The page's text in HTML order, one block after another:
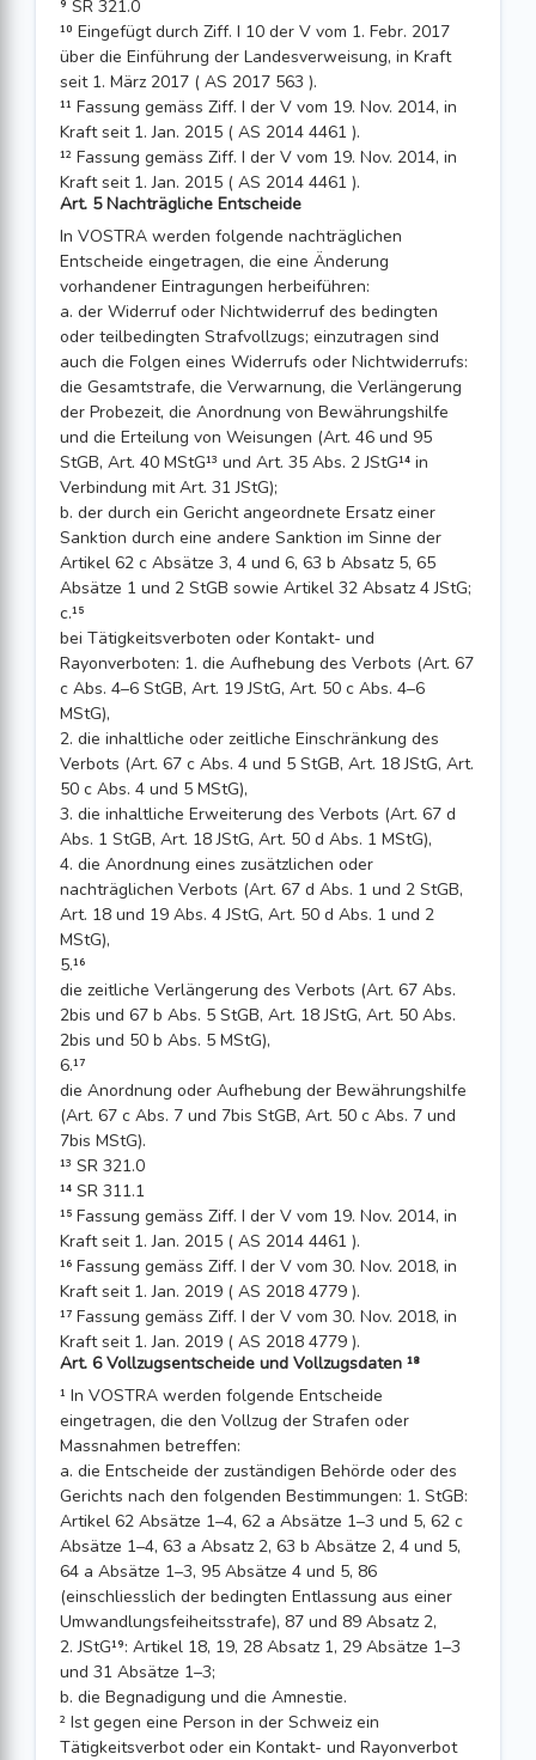
⁹ SR 321.0
¹⁰ Eingefügt durch Ziff. I 10 der V vom 1. Febr. 2017
über die Einführung der Landes­verweisung, in Kraft
seit 1. März 2017 ( AS 2017 563 ).
¹¹ Fassung gemäss Ziff. I der V vom 19. Nov. 2014, in
Kraft seit 1. Jan. 2015 ( AS 2014 4461 ).
¹² Fassung gemäss Ziff. I der V vom 19. Nov. 2014, in
Kraft seit 1. Jan. 2015 ( AS 2014 4461 ).
Art. 5 Nachträgliche Entscheide
In VOSTRA werden folgende nachträglichen
Entscheide eingetragen, die eine Änderung
vorhandener Eintragungen herbeiführen:
a. der Widerruf oder Nichtwiderruf des bedingten
oder teilbedingten Strafvollzugs; einzutragen sind
auch die Folgen eines Widerrufs oder Nichtwiderrufs:
die Gesamtstrafe, die Verwarnung, die Verlängerung
der Probezeit, die Anordnung von Bewährungshilfe
und die Erteilung von Weisungen (Art. 46 und 95
StGB, Art. 40 MStG¹³ und Art. 35 Abs. 2 JStG¹⁴ in
Verbindung mit Art. 31 JStG);
b. der durch ein Gericht angeordnete Ersatz einer
Sanktion durch eine andere Sanktion im Sinne der
Artikel 62 c Absätze 3, 4 und 6, 63 b Absatz 5, 65
Absätze 1 und 2 StGB sowie Artikel 32 Absatz 4 JStG;
c.¹⁵
bei Tätigkeitsverboten oder Kontakt- und
Rayonverboten: 1. die Aufhebung des Verbots (Art. 67
c Abs. 4–6 StGB, Art. 19 JStG, Art. 50 c Abs. 4–6
MStG),
2. die inhaltliche oder zeitliche Einschränkung des
Verbots (Art. 67 c Abs. 4 und 5 StGB, Art. 18 JStG, Art.
50 c Abs. 4 und 5 MStG),
3. die inhaltliche Erweiterung des Verbots (Art. 67 d
Abs. 1 StGB, Art. 18 JStG, Art. 50 d Abs. 1 MStG),
4. die Anordnung eines zusätzlichen oder
nachträglichen Verbots (Art. 67 d Abs. 1 und 2 StGB,
Art. 18 und 19 Abs. 4 JStG, Art. 50 d Abs. 1 und 2
MStG),
5.¹⁶
die zeitliche Verlängerung des Verbots (Art. 67 Abs.
2bis und 67 b Abs. 5 StGB, Art. 18 JStG, Art. 50 Abs.
2bis und 50 b Abs. 5 MStG),
6.¹⁷
die Anordnung oder Aufhebung der Bewährungshilfe
(Art. 67 c Abs. 7 und 7bis StGB, Art. 50 c Abs. 7 und
7bis MStG).
¹³ SR 321.0
¹⁴ SR 311.1
¹⁵ Fassung gemäss Ziff. I der V vom 19. Nov. 2014, in
Kraft seit 1. Jan. 2015 ( AS 2014 4461 ).
¹⁶ Fassung gemäss Ziff. I der V vom 30. Nov. 2018, in
Kraft seit 1. Jan. 2019 ( AS 2018 4779 ).
¹⁷ Fassung gemäss Ziff. I der V vom 30. Nov. 2018, in
Kraft seit 1. Jan. 2019 ( AS 2018 4779 ).
Art. 6 Vollzugsentscheide und Vollzugsdaten ¹⁸
¹ In VOSTRA werden folgende Entscheide
eingetragen, die den Vollzug der Strafen oder
Massnahmen betreffen:
a. die Entscheide der zuständigen Behörde oder des
Gerichts nach den folgenden Bestimmungen: 1. StGB:
Artikel 62 Absätze 1–4, 62 a Absätze 1–3 und 5, 62 c
Absätze 1–4, 63 a Absatz 2, 63 b Absätze 2, 4 und 5,
64 a Absätze 1–3, 95 Absätze 4 und 5, 86
(einschliesslich der bedingten Entlassung aus einer
Umwandlungsfeiheitsstrafe), 87 und 89 Absatz 2,
2. JStG¹⁹: Artikel 18, 19, 28 Absatz 1, 29 Absätze 1–3
und 31 Absätze 1–3;
b. die Begnadigung und die Amnestie.
² Ist gegen eine Person in der Schweiz ein
Tätigkeitsverbot oder ein Kontakt- und Rayonverbot